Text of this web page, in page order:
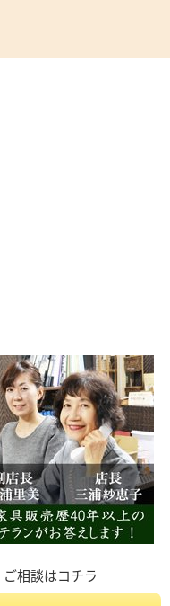
相談はコチラ